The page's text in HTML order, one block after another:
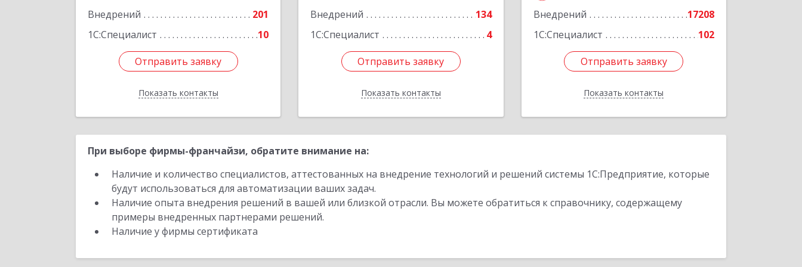
Внедрений
201
1С:Специалист
10
Отправить заявку
Показать контакты
Отправить заявку
Назад
Внедрений
134
1С:Специалист
4
Отправить заявку
Показать контакты
Отправить заявку
Назад
Внедрений
17208
1С:Специалист
102
Отправить заявку
Показать контакты
Отправить заявку
Назад
При выборе фирмы-франчайзи, обратите внимание на:
Наличие и количество специалистов, аттестованных на внедрение технологий и решений системы 1С:Предприятие, которые
будут использоваться для автоматизации ваших задач.
Наличие опыта внедрения решений в вашей или близкой отрасли. Вы можете обратиться к справочнику, содержащему
примеры внедренных партнерами решений.
Наличие у фирмы сертификата